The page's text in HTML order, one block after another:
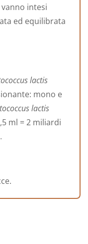
intesi
ed equilibrata
lactis
mono e
lactis
ml = 2 miliardi